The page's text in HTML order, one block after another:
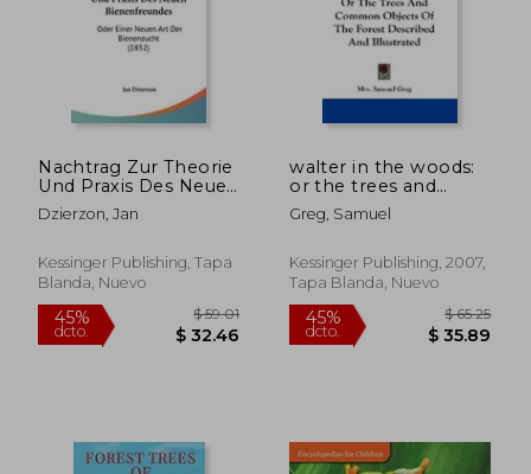
Nachtrag Zur Theorie
Und Praxis Des Neuen
Bienenfreundes: Oder
Einer Neuen Art Der
(en Alemán)
Dzierzon, Jan
Kessinger Publishing, Tapa
Blanda, Nuevo
walter in the woods:
or the trees and
common objects of
the forest described
Inglés)
Greg, Samuel
Kessinger Publishing, 2007,
Tapa Blanda, Nuevo